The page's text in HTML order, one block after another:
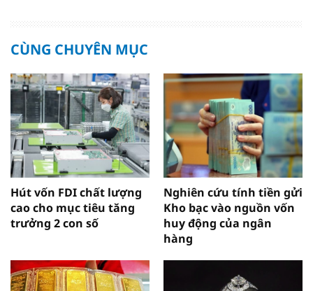
CÙNG CHUYÊN MỤC
Hút vốn FDI chất lượng
cao cho mục tiêu tăng
trưởng 2 con số
Nghiên cứu tính tiền gửi
Kho bạc vào nguồn vốn
huy động của ngân
hàng